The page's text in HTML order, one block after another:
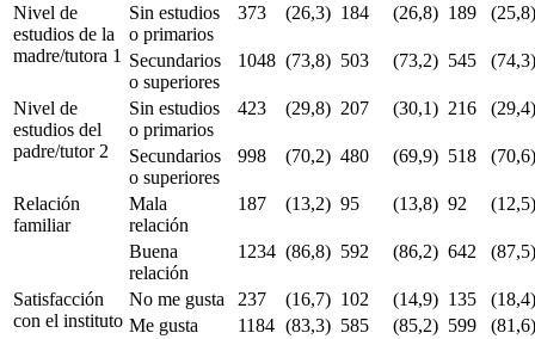
Nivel de
estudios de la
madre/tutora 1
Sin estudios
o primarios
373 (26,3) 184 (26,8) 189
Secundarios
o superiores
1048 (73,8) 503 (73,2) 545
Nivel de
estudios del
padre/tutor 2
Sin estudios
o primarios
423 (29,8) 207 (30,1) 216
Secundarios
o superiores
998 (70,2) 480 (69,9) 518
Relación
familiar
Mala
relación
187 (13,2) 95 (13,8) 92
Buena
relación
1234 (86,8) 592 (86,2) 642
Satisfacción
con el instituto
No me gusta 237 (16,7) 102 (14,9) 135
Me gusta
1184 (83,3) 585 (85,2) 599